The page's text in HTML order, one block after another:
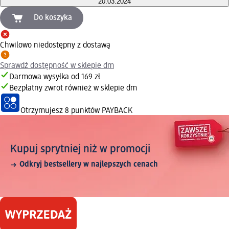
Do koszyka
Chwilowo niedostępny z dostawą
Sprawdź dostępność w sklepie dm
Darmowa wysyłka od 169 zł
Bezpłatny zwrot również w sklepie dm
Otrzymujesz 8 punktów PAYBACK
Kupuj sprytniej niż w promocji
Odkryj bestsellery w najlepszych cenach